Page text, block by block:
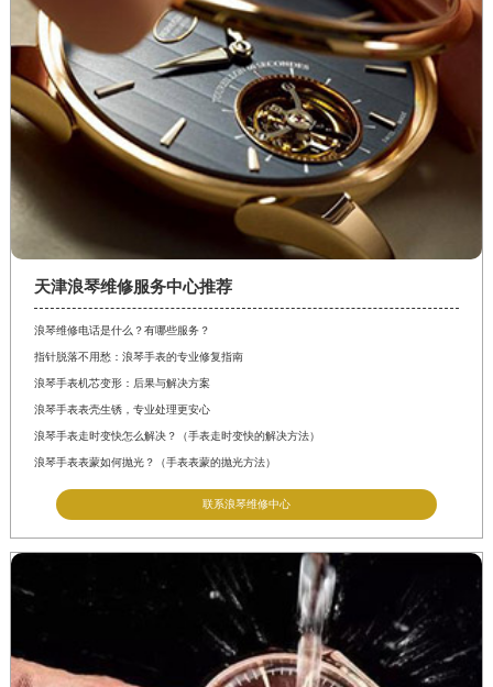
天津浪琴维修服务中心推荐
浪琴维修电话是什么？有哪些服务？
指针脱落不用愁：浪琴手表的专业修复指南
浪琴手表机芯变形：后果与解决方案
浪琴手表表壳生锈，专业处理更安心
浪琴手表走时变快怎么解决？（手表走时变快的解决方法）
浪琴手表表蒙如何抛光？（手表表蒙的抛光方法）
联系浪琴维修中心